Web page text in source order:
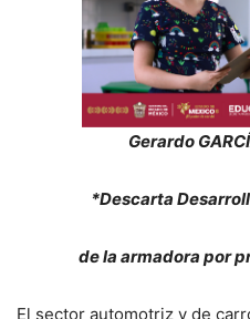
Gerardo
*Descarta
de la armadora por
El sector automotriz y de